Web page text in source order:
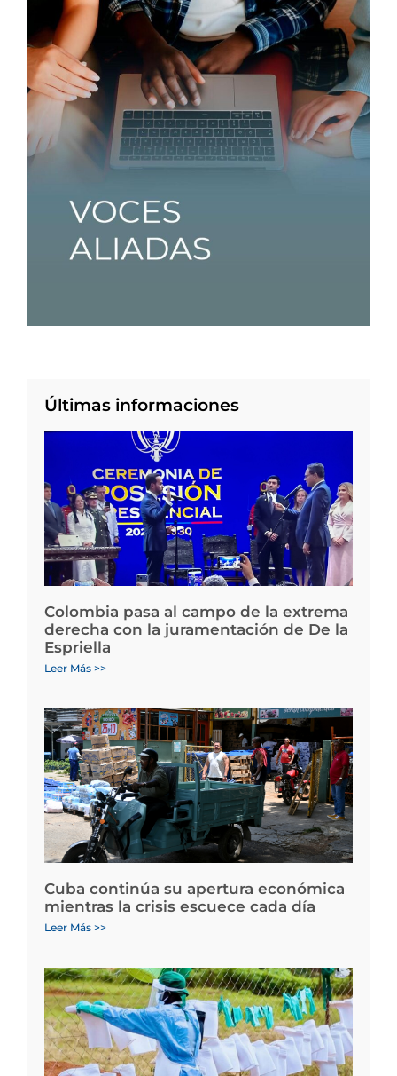
Últimas informaciones
Colombia pasa al campo de la extrema
derecha con la juramentación de De la
Espriella
Leer Más >>
Cuba continúa su apertura económica
mientras la crisis escuece cada día
Leer Más >>